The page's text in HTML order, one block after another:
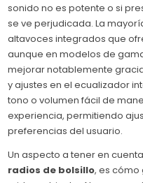
sonido no es potente o si
se ve perjudicada. La
altavoces integrados que
aunque en modelos de
mejorar notablemente
y ajustes en el ecualizador
tono o volumen fácil de
experiencia, permitiendo
preferencias del usuario.
Un aspecto a tener en
radios de bolsillo, es cómo